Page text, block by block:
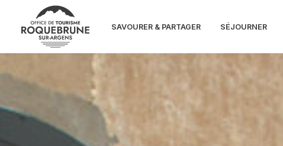
SAVOURER & PARTAGER SÉJOURNER